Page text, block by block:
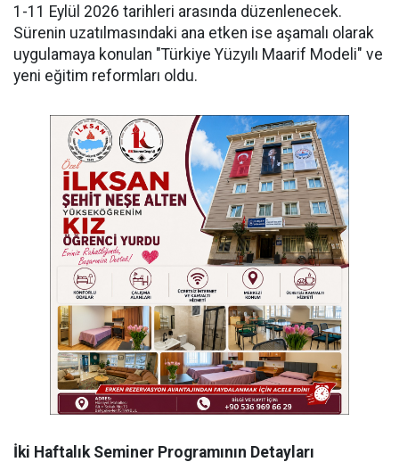
1-11 Eylül 2026 tarihleri arasında düzenlenecek.
Sürenin uzatılmasındaki ana etken ise aşamalı olarak
uygulamaya konulan "Türkiye Yüzyılı Maarif Modeli" ve
yeni eğitim reformları oldu.
İki Haftalık Seminer Programının Detayları